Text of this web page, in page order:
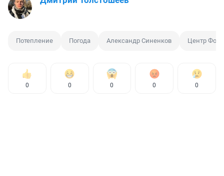
Потепление Погода Александр Синенков Центр
0 0 0 0 0